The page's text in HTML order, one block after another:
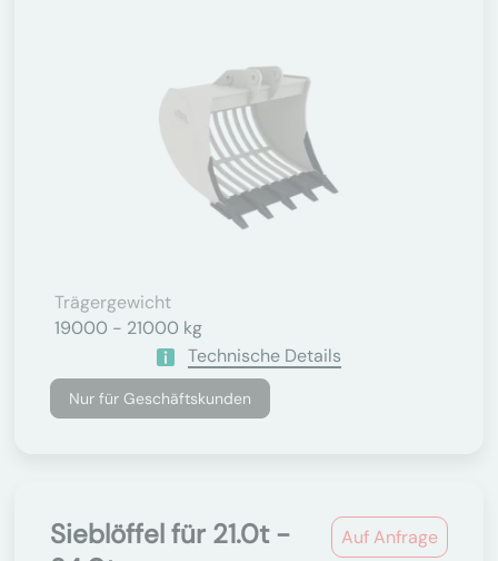
Trägergewicht
19000 - 21000 kg
Technische Details
Nur für Geschäftskunden
Auf Anfrage
Sieblöffel für 21.0t -